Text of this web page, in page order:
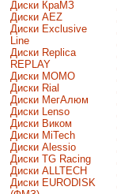
Диски КраМЗ
Диски AEZ
Диски Exclusive
Line
Диски Replica
REPLAY
Диски MOMO
Диски Rial
Диски МегАлюм
Диски Lenso
Диски Виком
Диски MiTech
Диски Alessio
Диски TG Racing
Диски ALLTECH
Диски EURODISK